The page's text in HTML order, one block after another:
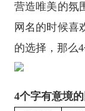
营造唯美的氛
网名的时候喜
的选择，那么
4个字有意境